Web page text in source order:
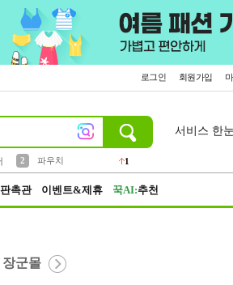
로그인 회원가입
2
파우치
1
서비스 한
판촉관 이벤트&제휴 꾹AI:추천
장군몰